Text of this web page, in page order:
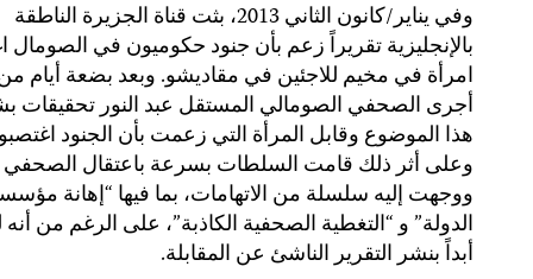
وفي يناير/كانون الثاني 2013، بثت قناة الجزيرة الناطقة
بالإنجليزية تقريراً زعم بأن جنود حكوميون في الصومال
امرأة في مخيم للاجئين في مقاديشو. وبعد بضعة أيام
أجرى الصحفي الصومالي المستقل عبد النور تحقيقات
هذا الموضوع وقابل المرأة التي زعمت بأن الجنود
وعلى أثر ذلك قامت السلطات بسرعة باعتقال الصحفي
ووجهت إليه سلسلة من الاتهامات، بما فيها “إهانة
الدولة” و “التغطية الصحفية الكاذبة”، على الرغم من
أبداً بنشر التقرير الناشئ عن المقابلة.